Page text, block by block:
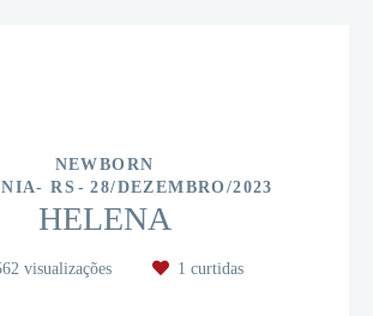
NEWBORN
RS
28/DEZEMBRO/2023
HELENA
visualizações 1 curtidas